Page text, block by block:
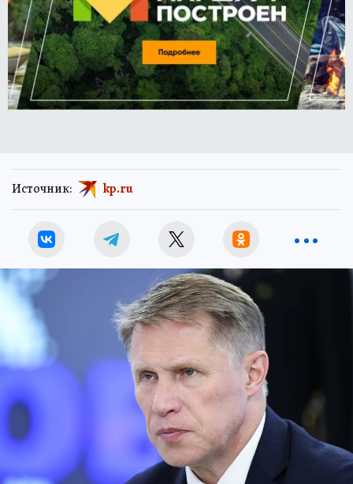
Источник: kp.ru